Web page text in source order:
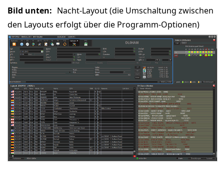
Bild unten: Nacht-Layout (die Umschaltung zwischen
den Layouts erfolgt über die Programm-Optionen)